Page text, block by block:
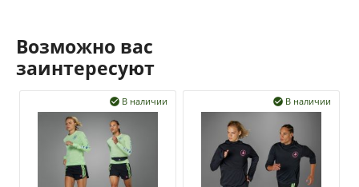
Возможно вас
заинтересуют
В наличии
 В наличии
